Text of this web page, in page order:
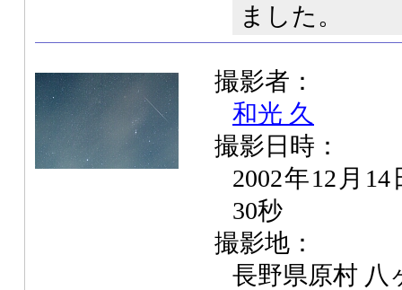
ました。
撮影者：
和光 久
撮影日時：
2002年12月
30秒
撮影地：
長野県原村 八